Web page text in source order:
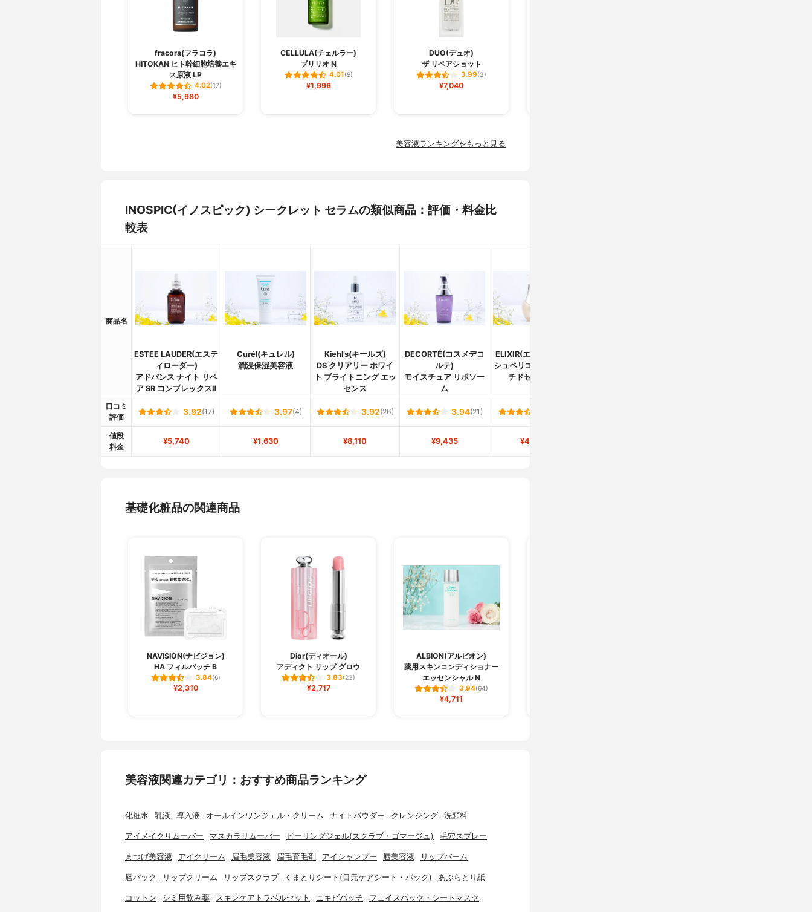
fracora(フラコラ)
HITOKAN ヒト幹細胞培養エキ
ス原液 LP
4.02(17)
¥5,980
CELLULA(チェルラー)
ブリリオ N
4.01(9)
¥1,996
DUO(デュオ)
ザ リペアショット
3.99(3)
¥7,040
美容液ランキングをもっと見る
INOSPIC(イノスピック) シークレット セラムの類似商品：評価・料金比
較表
商品名
ESTEE LAUDER(エステ
ィローダー)
アドバンス ナイト リペ
ア SR コンプレックスⅡ
Curél(キュレル)
潤浸保湿美容液
Kiehl’s(キールズ)
DS クリアリー ホワイ
ト ブライトニング エッ
センス
DECORTÉ(コスメデコ
ルテ)
モイスチュア リポソー
ム
ELIXIR(エリクシール)
シュペリエル エンリッ
チドセラム CB
口コミ
評価
3.92(17) 3.97(4) 3.92(26) 3.94(21)
値段
料金
¥5,740 ¥1,630 ¥8,110 ¥9,435 ¥4,900
基礎化粧品の関連商品
NAVISION(ナビジョン)
HA フィルパッチ B
3.84(6)
¥2,310
Dior(ディオール)
アディクト リップ グロウ
3.83(23)
¥2,717
ALBION(アルビオン)
薬用スキンコンディショナー
エッセンシャル N
3.94(64)
¥4,711
美容液関連カテゴリ：おすすめ商品ランキング
化粧水 乳液 導入液 オールインワンジェル・クリーム ナイトパウダー クレンジング 洗顔料
アイメイクリムーバー マスカラリムーバー ピーリングジェル(スクラブ・ゴマージュ) 毛穴スプレー
まつげ美容液 アイクリーム 眉毛美容液 眉毛育毛剤 アイシャンプー 唇美容液 リップバーム
唇パック リップクリーム リップスクラブ くまとりシート(目元ケアシート・パック) あぶらとり紙
コットン シミ用飲み薬 スキンケアトラベルセット ニキビパッチ フェイスパック・シートマスク